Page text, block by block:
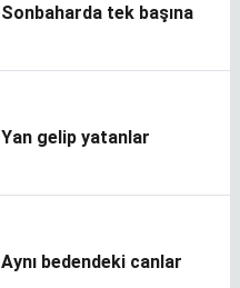
Sonbaharda tek başına
Yan gelip yatanlar
Aynı bedendeki canlar